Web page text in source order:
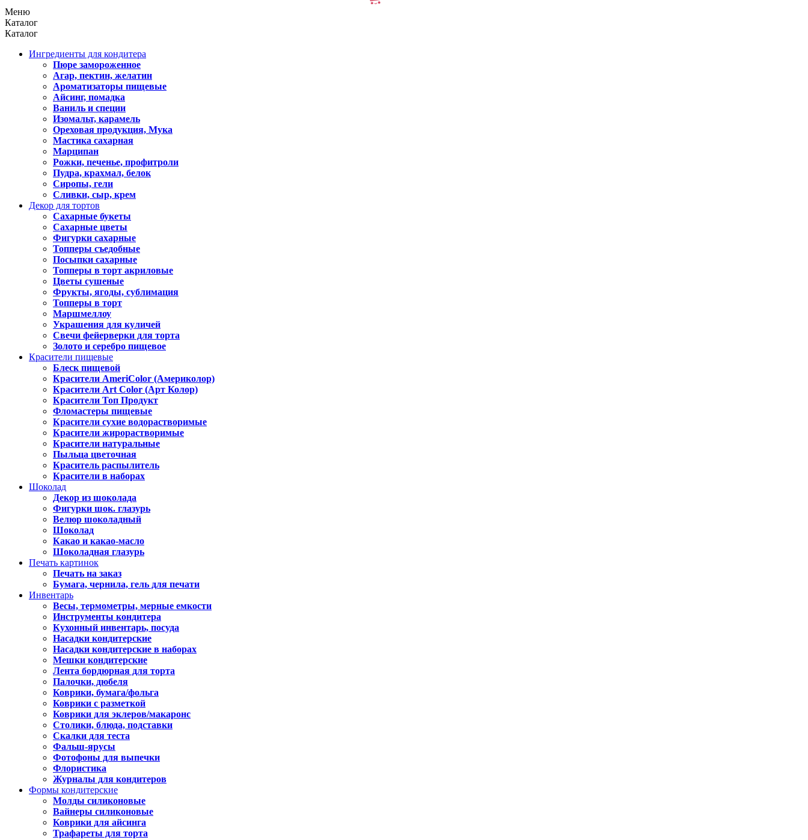
Меню
Каталог
Каталог
Ингредиенты для кондитера
Пюре замороженное
Агар, пектин, желатин
Ароматизаторы пищевые
Айсинг, помадка
Ваниль и специи
Изомальт, карамель
Ореховая продукция, Мука
Мастика сахарная
Марципан
Рожки, печенье, профитроли
Пудра, крахмал, белок
Сиропы, гели
Сливки, сыр, крем
Декор для тортов
Сахарные букеты
Сахарные цветы
Фигурки сахарные
Топперы съедобные
Посыпки сахарные
Топперы в торт акриловые
Цветы сушеные
Фрукты, ягоды, сублимация
Топперы в торт
Маршмеллоу
Украшения для куличей
Свечи фейерверки для торта
Золото и серебро пищевое
Красители пищевые
Блеск пищевой
Красители AmeriColor (Америколор)
Красители Art Color (Арт Колор)
Красители Топ Продукт
Фломастеры пищевые
Красители сухие водорастворимые
Красители жирорастворимые
Красители натуральные
Пыльца цветочная
Краситель распылитель
Красители в наборах
Шоколад
Декор из шоколада
Фигурки шок. глазурь
Велюр шоколадный
Шоколад
Какао и какао-масло
Шоколадная глазурь
Печать картинок
Печать на заказ
Бумага, чернила, гель для печати
Инвентарь
Весы, термометры, мерные емкости
Инструменты кондитера
Кухонный инвентарь, посуда
Насадки кондитерские
Насадки кондитерские в наборах
Мешки кондитерские
Лента бордюрная для торта
Палочки, дюбеля
Коврики, бумага/фольга
Коврики с разметкой
Коврики для эклеров/макаронс
Столики, блюда, подставки
Скалки для теста
Фальш-ярусы
Фотофоны для выпечки
Флористика
Журналы для кондитеров
Формы кондитерские
Молды силиконовые
Вайнеры силиконовые
Коврики для айсинга
Трафареты для торта